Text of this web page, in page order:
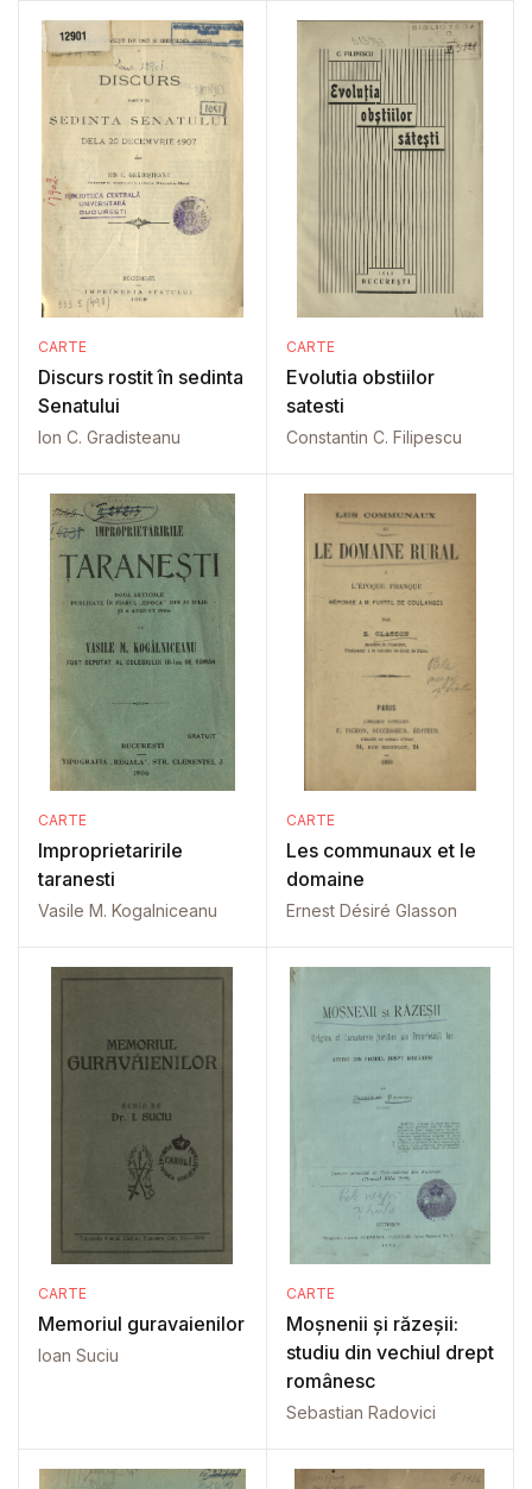
CARTE
Discurs rostit în sedinta
Senatului
Ion C. Gradisteanu
CARTE
Evolutia obstiilor
satesti
Constantin C. Filipescu
CARTE
Improprietaririle
taranesti
Vasile M. Kogalniceanu
CARTE
Les communaux et le
domaine
Ernest Désiré Glasson
CARTE
Memoriul guravaienilor
Ioan Suciu
CARTE
Moșnenii și răzeșii:
studiu din vechiul drept
românesc
Sebastian Radovici